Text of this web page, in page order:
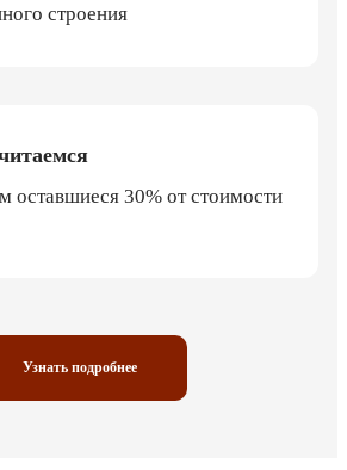
строения
оставшиеся 30% от стоимости
Узнать подробнее